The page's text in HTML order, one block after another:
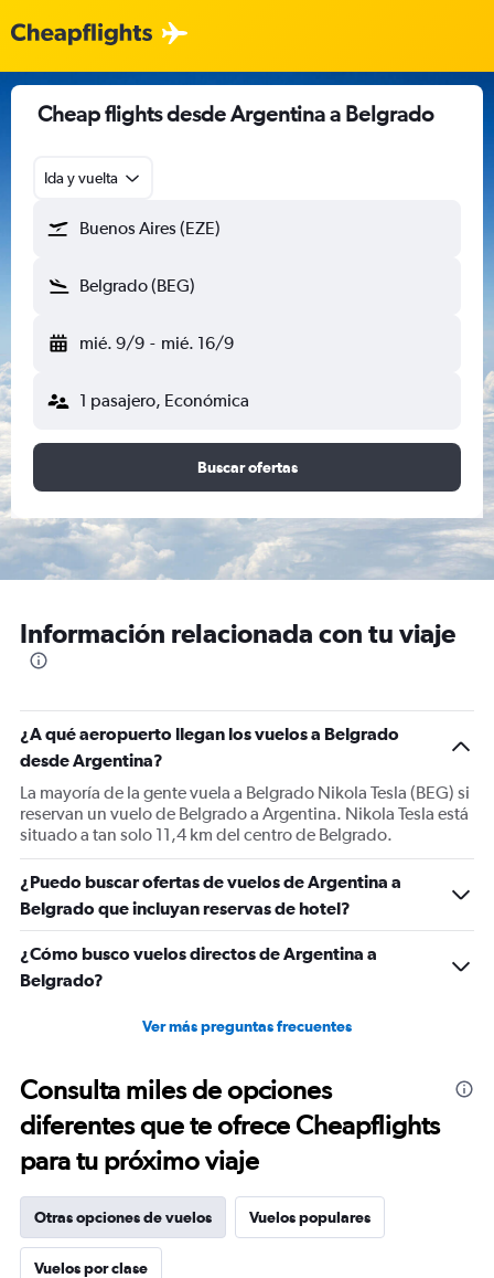
Cheap flights desde Argentina a Belgrado
Ida y vuelta
Buenos Aires (EZE)
Belgrado (BEG)
mié. 9/9 - mié. 16/9
1 pasajero, Económica
Buscar ofertas
Información relacionada con tu viaje
¿A qué aeropuerto llegan los vuelos a Belgrado
desde Argentina?
La mayoría de la gente vuela a Belgrado Nikola Tesla (BEG) si
reservan un vuelo de Belgrado a Argentina. Nikola Tesla está
situado a tan solo 11,4 km del centro de Belgrado.
¿Puedo buscar ofertas de vuelos de Argentina a
Belgrado que incluyan reservas de hotel?
¿Cómo busco vuelos directos de Argentina a
Belgrado?
Ver más preguntas frecuentes
Consulta miles de opciones
diferentes que te ofrece Cheapflights
para tu próximo viaje
Otras opciones de vuelos Vuelos populares
Vuelos por clase